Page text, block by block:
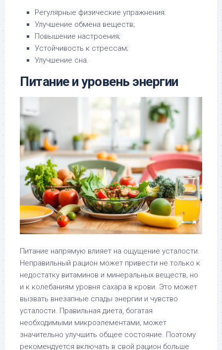
Регулярные физические упражнения:
Улучшение обмена веществ;
Повышение настроения;
Устойчивость к стрессам;
Улучшение сна.
Питание и уровень энергии
Питание напрямую влияет на ощущение усталости.
Неправильный рацион может привести не только к
недостатку витаминов и минеральных веществ, но
и к колебаниям уровня сахара в крови. Это может
вызвать внезапные спады энергии и чувство
усталости. Правильная диета, богатая
необходимыми микроэлементами, может
значительно улучшить общее состояние. Поэтому
рекомендуется включать в свой рацион больше